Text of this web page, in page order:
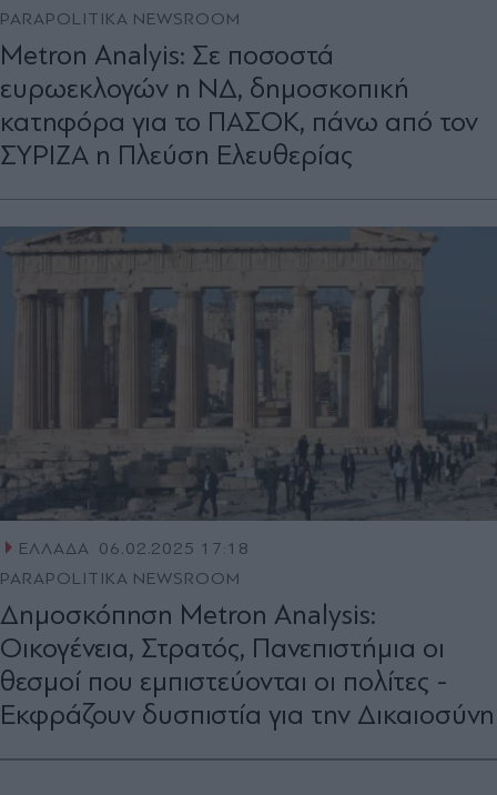
PARAPOLITIKA NEWSROOM
Metron Analyis: Σε ποσοστά
ευρωεκλογών η ΝΔ, δημοσκοπική
κατηφόρα για το ΠΑΣΟΚ, πάνω από τον
ΣΥΡΙΖΑ η Πλεύση Ελευθερίας
ΕΛΛΑΔΑ
06.02.2025 17:18
PARAPOLITIKA NEWSROOM
Δημοσκόπηση Metron Analysis:
Οικογένεια, Στρατός, Πανεπιστήμια οι
θεσμοί που εμπιστεύονται οι πολίτες -
Εκφράζουν δυσπιστία για την Δικαιοσύνη